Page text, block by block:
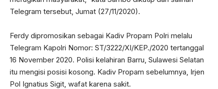
Telegram tersebut, Jumat (27/11/2020).
Ferdy dipromosikan sebagai Kadiv Propam Polri melalu
Telegram Kapolri Nomor: ST/3222/XI/KEP./2020 tertanggal
16 November 2020. Polisi kelahiran Barru, Sulawesi Selatan
itu mengisi posisi kosong. Kadiv Propam sebelumnya, Irjen
Pol Ignatius Sigit, wafat karena sakit.